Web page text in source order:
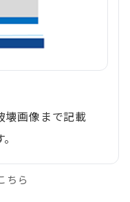
壊画像まで記載
ちら